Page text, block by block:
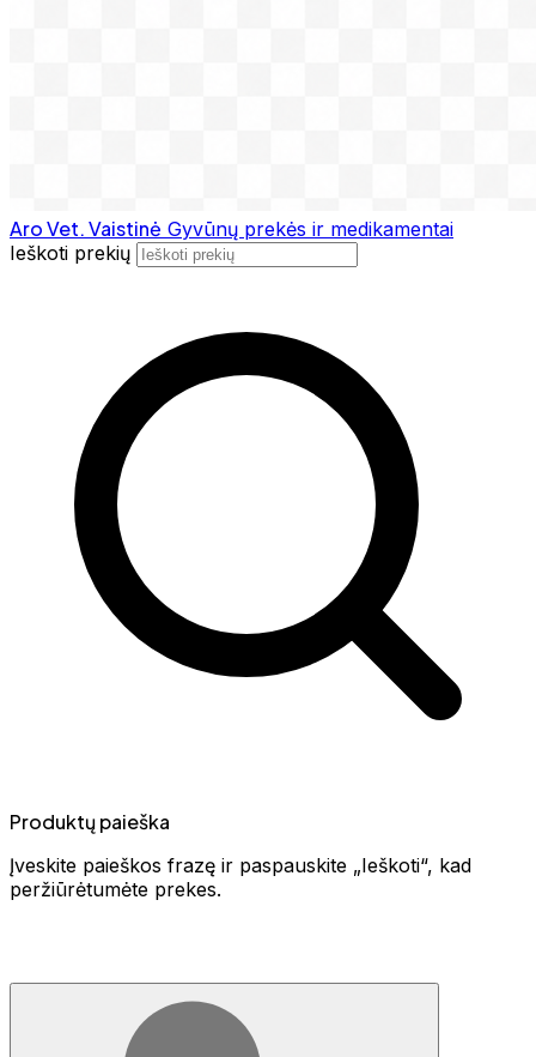
Aro Vet. Vaistinė Gyvūnų prekės ir medikamentai
Ieškoti prekių
Produktų paieška
Įveskite paieškos frazę ir paspauskite „Ieškoti“, kad
peržiūrėtumėte prekes.